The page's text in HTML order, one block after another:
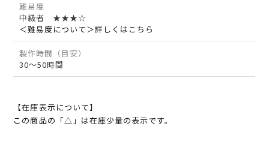
難易度
中級者 ★★★☆
＜難易度について＞詳しくはこちら
製作時間（目安）
30～50時間
【在庫表示について】
この商品の「△」は在庫少量の表示です。